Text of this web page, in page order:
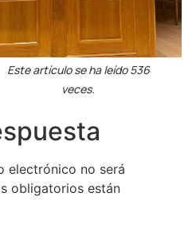
Este artículo se ha leído 536
veces.
electrónico no será
obligatorios están